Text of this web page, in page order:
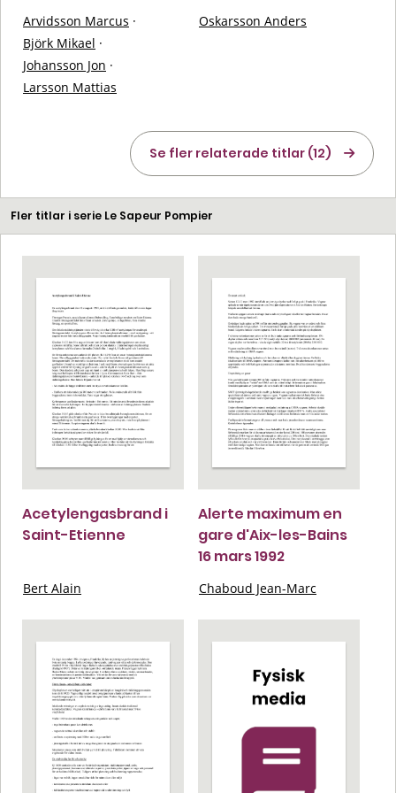
Arvidsson Marcus ·
Björk Mikael ·
Johansson Jon ·
Larsson Mattias
Oskarsson Anders
Se fler relaterade titlar (12)
Fler titlar i serie Le Sapeur Pompier
Acetylengasbrand i
Saint-Etienne
Bert Alain
Alerte maximum en
gare d'Aix-les-Bains
16 mars 1992
Chaboud Jean-Marc